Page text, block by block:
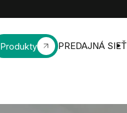
Produkty PREDAJNÁ SIEŤ